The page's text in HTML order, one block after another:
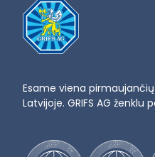
Esame viena
Latvijoje. GRIFS AG